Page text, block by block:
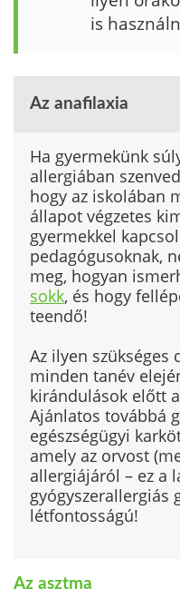
is
Az anafilaxia
Ha gyermekünk
allergiában
hogy az iskolában
állapot végzetes
gyermekkel
pedagógusoknak,
meg, hogyan
sokk, és hogy
teendő!
Az ilyen
minden tanév
kirándulások előtt
Ajánlatos továbbá
egészségügyi
amely az orvost
allergiájáról – ez a
gyógyszerallergiás
létfontosságú!
Az asztma